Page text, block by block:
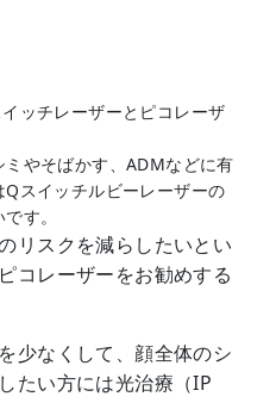
ッチレーザーとピコレーザ
やそばかす、ADMなどに有
スイッチルビーレーザーの
す。
リスクを減らしたいとい
コレーザーをお勧めする
少なくして、顔全体のシ
たい方には光治療（IP